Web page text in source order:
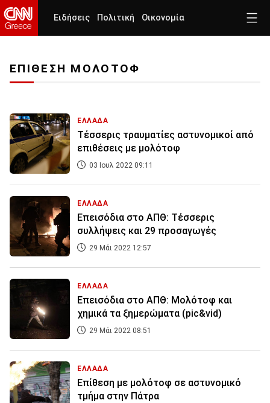
Ειδήσεις Πολιτική Οικονομία
ΕΠΙΘΕΣΗ ΜΟΛΟΤΟΦ
ΕΛΛΑΔΑ
Τέσσερις τραυματίες αστυνομικοί από
επιθέσεις με μολότοφ
03 Ιουλ 2022 09:11
ΕΛΛΑΔΑ
Επεισόδια στο ΑΠΘ: Τέσσερις
συλλήψεις και 29 προσαγωγές
29 Μάι 2022 12:57
ΕΛΛΑΔΑ
Επεισόδια στο ΑΠΘ: Μολότοφ και
χημικά τα ξημερώματα (pic&vid)
29 Μάι 2022 08:51
ΕΛΛΑΔΑ
Επίθεση με μολότοφ σε αστυνομικό
τμήμα στην Πάτρα